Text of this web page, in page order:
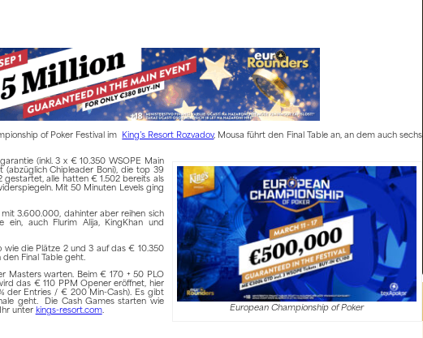
of Poker Festival im King’s Resort Rozvadov, Mousa führt den Final Table an, an dem auch sechs
European Championship of Poker
(inkl. 3 x € 10.350 WSOPE Main
(abzüglich Chipleader Boni), die top 39
gestartet, alle hatten € 1.502 bereits als
Mit 50 Minuten Levels ging
3.600.000, dahinter aber reihen sich
ein, auch Flurim Alija, KingKhan und
wie die Plätze 2 und 3 auf das € 10.350
Final Table geht.
Masters warten. Beim € 170 + 50 PLO
das € 110 PPM Opener eröffnet, hier
der Entries / € 200 Min-Cash). Es gibt
geht. Die Cash Games starten wie
unter kings-resort.com.